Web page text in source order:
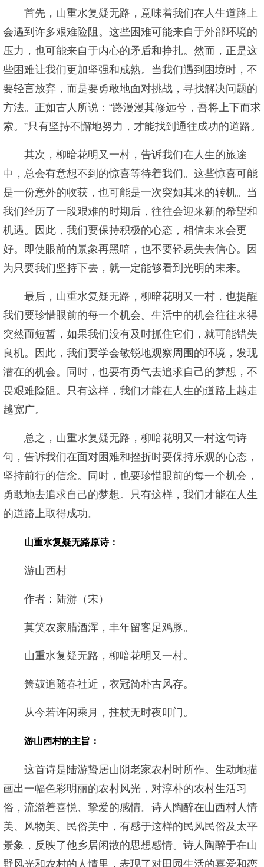
首先，山重水复疑无路，意味着我们在人生道路上
会遇到许多艰难险阻。这些困难可能来自于外部环境的
压力，也可能来自于内心的矛盾和挣扎。然而，正是这
些困难让我们更加坚强和成熟。当我们遇到困境时，不
要轻言放弃，而是要勇敢地面对挑战，寻找解决问题的
方法。正如古人所说：“路漫漫其修远兮，吾将上下而求
索。”只有坚持不懈地努力，才能找到通往成功的道路。
其次，柳暗花明又一村，告诉我们在人生的旅途
中，总会有意想不到的惊喜等待着我们。这些惊喜可能
是一份意外的收获，也可能是一次突如其来的转机。当
我们经历了一段艰难的时期后，往往会迎来新的希望和
机遇。因此，我们要保持积极的心态，相信未来会更
好。即使眼前的景象再黑暗，也不要轻易失去信心。因
为只要我们坚持下去，就一定能够看到光明的未来。
最后，山重水复疑无路，柳暗花明又一村，也提醒
我们要珍惜眼前的每一个机会。生活中的机会往往来得
突然而短暂，如果我们没有及时抓住它们，就可能错失
良机。因此，我们要学会敏锐地观察周围的环境，发现
潜在的机会。同时，也要有勇气去追求自己的梦想，不
畏艰难险阻。只有这样，我们才能在人生的道路上越走
越宽广。
总之，山重水复疑无路，柳暗花明又一村这句诗
句，告诉我们在面对困难和挫折时要保持乐观的心态，
坚持前行的信念。同时，也要珍惜眼前的每一个机会，
勇敢地去追求自己的梦想。只有这样，我们才能在人生
的道路上取得成功。
山重水复疑无路原诗：
游山西村
作者：陆游（宋）
莫笑农家腊酒浑，丰年留客足鸡豚。
山重水复疑无路，柳暗花明又一村。
箫鼓追随春社近，衣冠简朴古风存。
从今若许闲乘月，拄杖无时夜叩门。
游山西村的主旨：
这首诗是陆游蛰居山阴老家农村时所作。生动地描
画出一幅色彩明丽的农村风光，对淳朴的农村生活习
俗，流溢着喜悦、挚爱的感情。诗人陶醉在山西村人情
美、风物美、民俗美中，有感于这样的民风民俗及太平
景象，反映了他乡居闲散的思想感情。诗人陶醉于在山
野风光和农村的人情里，表现了对田园生活的喜爱和恋